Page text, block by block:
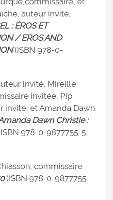
auteur invité,
: ÉROS ET
/ EROS AND
(ISBN 978-0-
invité, Mireille
invitée, Pip
invité, et Amanda Dawn
Dawn Christie :
978-0-9877755-5-
commissaire
(ISBN 978-0-9877755-